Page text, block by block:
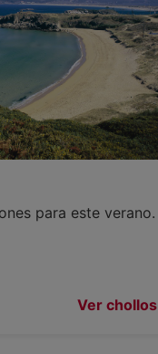
para este verano.
Ver chollos